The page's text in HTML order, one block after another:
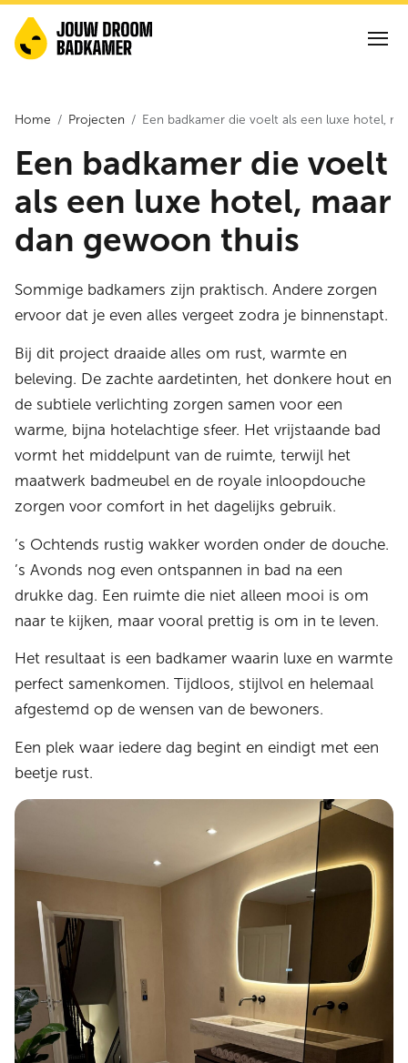
Home Projecten Een badkamer die voelt als een luxe hotel,
Een badkamer die voelt
als een luxe hotel, maar
dan gewoon thuis
Sommige badkamers zijn praktisch. Andere zorgen
ervoor dat je even alles vergeet zodra je binnenstapt.
Bij dit project draaide alles om rust, warmte en
beleving. De zachte aardetinten, het donkere hout en
de subtiele verlichting zorgen samen voor een
warme, bijna hotelachtige sfeer. Het vrijstaande bad
vormt het middelpunt van de ruimte, terwijl het
maatwerk badmeubel en de royale inloopdouche
zorgen voor comfort in het dagelijks gebruik.
’s Ochtends rustig wakker worden onder de douche.
’s Avonds nog even ontspannen in bad na een
drukke dag. Een ruimte die niet alleen mooi is om
naar te kijken, maar vooral prettig is om in te leven.
Het resultaat is een badkamer waarin luxe en warmte
perfect samenkomen. Tijdloos, stijlvol en helemaal
afgestemd op de wensen van de bewoners.
Een plek waar iedere dag begint en eindigt met een
beetje rust.